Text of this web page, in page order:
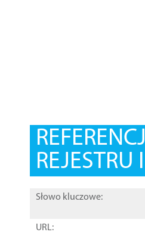
REJESTRU
Słowo kluczowe:
URL: